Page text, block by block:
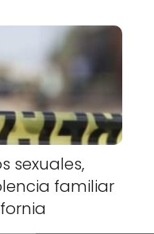
sexuales,
familiar